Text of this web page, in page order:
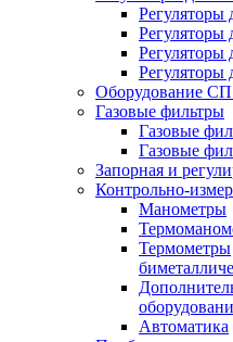
Регуляторы
Регуляторы
Регуляторы
Регуляторы
Оборудование СП
Газовые фильтры
Газовые
Газовые
Запорная и
Контрольно-
Манометры
Термометры
Автоматика